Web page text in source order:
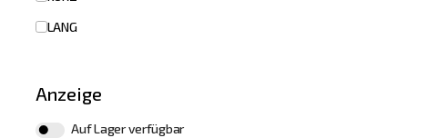
LANG
Anzeige
Auf Lager verfügbar